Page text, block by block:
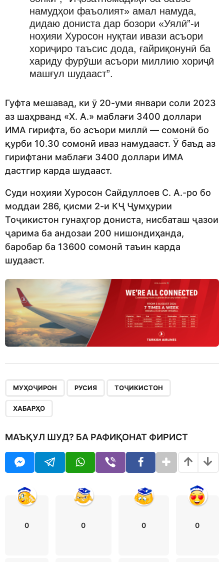
намудҳои фаъолият» амал намуда,
дидаю дониста дар бозори «Уялӣ”-и
ноҳияи Хуросон нуқтаи ивази асъори
хориҷиро таъсис дода, ғайриқонунӣ ба
хариду фурӯши асъори миллию хориҷӣ
машғул шудааст”.
Гуфта мешавад, ки ӯ 20-уми январи соли 2023
аз шаҳрванд «Х. А.» маблағи 3400 доллари
ИМА гирифта, бо асъори миллӣ — сомонӣ бо
қурби 10.30 сомонӣ иваз намудааст. Ӯ баъд аз
гирифтани маблағи 3400 доллари ИМА
дастгир карда шудааст.
Суди ноҳияи Хуросон Сайдуллоев С. А.-ро бо
моддаи 286, қисми 2-и КҶ Ҷумҳурии
Тоҷикистон гунаҳгор дониста, нисбаташ ҷазои
ҷарима ба андозаи 200 нишондиҳанда,
баробар ба 13600 сомонӣ таъин карда
шудааст.
МУҲОҶИРОН РУСИЯ ТОҶИКИСТОН
ХАБАРҲО
МАЪҚУЛ ШУД? БА РАФИҚОНАТ ФИРИСТ
0 0 0 0